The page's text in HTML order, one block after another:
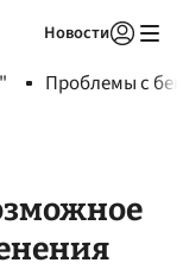
Новости
Проблемы с